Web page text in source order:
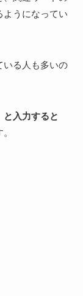
ようになってい
いる人も多いの
と入力すると